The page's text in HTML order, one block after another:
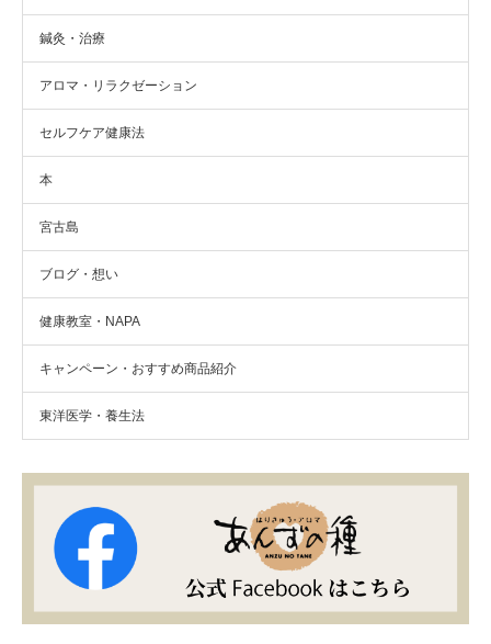
鍼灸・治療
アロマ・リラクゼーション
セルフケア健康法
本
宮古島
ブログ・想い
健康教室・NAPA
キャンペーン・おすすめ商品紹介
東洋医学・養生法